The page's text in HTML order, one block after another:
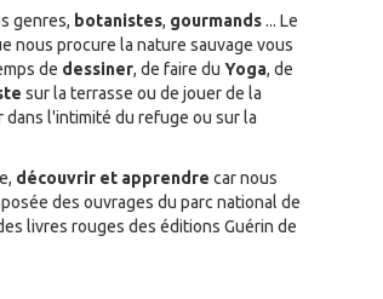
genres, botanistes, gourmands... Le
nous procure la nature sauvage vous
de dessiner, de faire duYoga, de
sur la terrasse ou de jouer de la
l'intimité du refuge ou sur la
découvrir et apprendre car nous
des ouvrages du parc national de
livres rouges des éditions Guérin de